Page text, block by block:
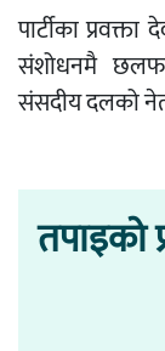
पार्टीका
संशोधनमै
संसदीय दलको
तपाइको